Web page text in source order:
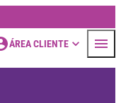
ÁREA CLIENTE